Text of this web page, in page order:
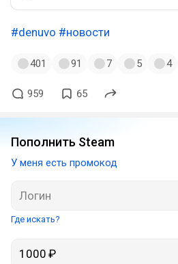
#denuvo #новости
401 91 7 5 4
959 65
Пополнить Steam
У меня есть промокод
Где искать?